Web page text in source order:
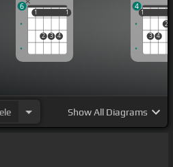
pero te[C] [C]
confieso que
1
2 3 4
1
1 1
6
1
3 4
2
1
4
ShowAll Diagrams